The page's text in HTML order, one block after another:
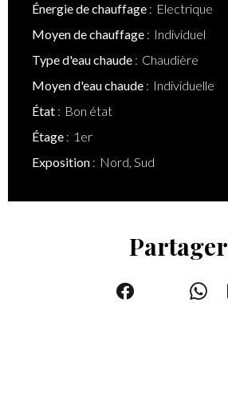
Énergie de chauffage
Electrique
Moyen de chauffage
Individuel
Type d'eau chaude
Chaudière
Moyen d'eau chaude
Individuelle
État
Bon état
Étage
1er
Exposition
Nord, Sud
Partager